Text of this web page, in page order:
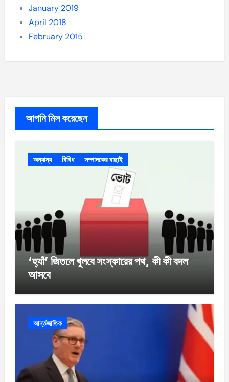
January 2019
April 2018
February 2015
আপনি মিস করেছেন
অন্যান্য বিবিধ সম্পাদকের বাছাই
‘হ্যাঁ’ জিতলে খুলবে সংস্কারের পথ, কী কী বদল
আসবে
আর্ন্তজাতিক